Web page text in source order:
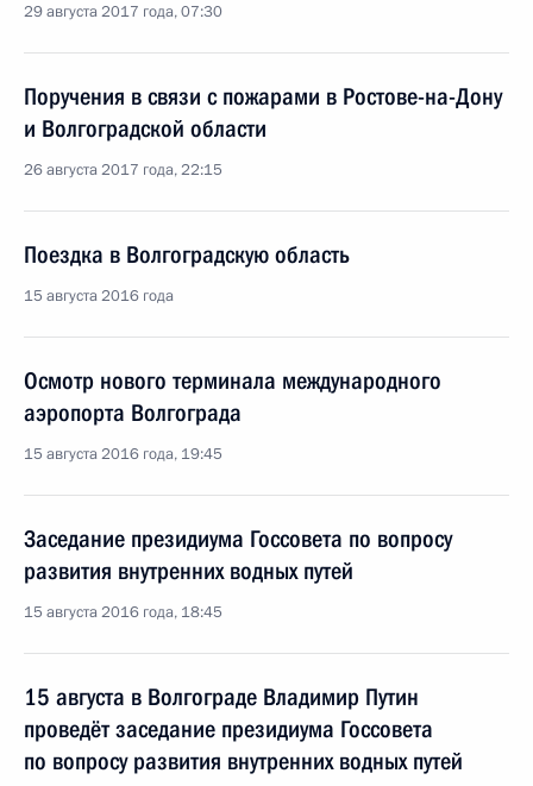
29 августа 2017 года, 07:30
Поручения в связи с пожарами в Ростове-на-Дону
и Волгоградской области
26 августа 2017 года, 22:15
Поездка в Волгоградскую область
15 августа 2016 года
Осмотр нового терминала международного
аэропорта Волгограда
15 августа 2016 года, 19:45
Заседание президиума Госсовета по вопросу
развития внутренних водных путей
15 августа 2016 года, 18:45
15 августа в Волгограде Владимир Путин
проведёт заседание президиума Госсовета
по вопросу развития внутренних водных путей